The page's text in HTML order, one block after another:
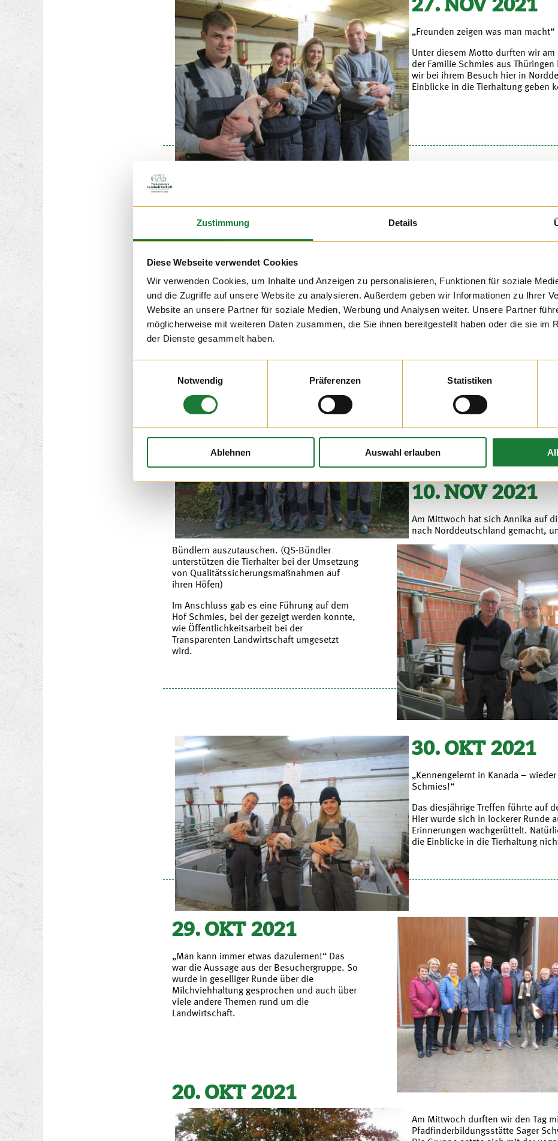
Zustimmung Details
Diese Webseite verwendet Cookies
Wir verwenden Cookies, um Inhalte und Anzeigen zu personalisieren, Funktionen für soziale
und die Zugriffe auf unsere Website zu analysieren. Außerdem geben wir Informationen zu Ihrer
Website an unsere Partner für soziale Medien, Werbung und Analysen weiter. Unsere Partner
möglicherweise mit weiteren Daten zusammen, die Sie ihnen bereitgestellt haben oder die sie im
der Dienste gesammelt haben.
Notwendig
Präferenzen Statistiken
Ablehnen Auswahl erlauben
„Freunden zeigen was man macht“
Unter diesem Motto durften wir am
der Familie Schmies aus
wir bei ihrem Besuch hier in
Einblicke in die Tierhaltung geben
24. NOV 2021
Klassen 4 und 5 der Maximilian-Kolbe-Schule aus
Löningen begrüßen. Für die Schülerinnen und
einer erlebnisreichen Stationsarbeit, bei der sie
12. NOV 2021
Am Freitagmorgen durften wir auf
eine Baumschule begrüßen. Der
ein Teil ihres ereignisreichen
wir viele Einblicke in die
10. NOV 2021
Am Mittwoch hat sich Annika auf
nach Norddeutschland gemacht,
Bündlern auszutauschen. (QS-Bündler
unterstützen die Tierhalter bei der Umsetzung
von Qualitätssicherungsmaßnahmen auf
ihren Höfen)
Im Anschluss gab es eine Führung auf dem
Hof Schmies, bei der gezeigt werden konnte,
wie Öffentlichkeitsarbeit bei der
Transparenten Landwirtschaft umgesetzt
wird.
30. OKT 2021
„Kennengelernt in Kanada –
Schmies!“
Das diesjährige Treffen führte auf
Hier wurde sich in lockerer Runde
Erinnerungen wachgerüttelt.
die Einblicke in die Tierhaltung
29. OKT 2021
„Man kann immer etwas dazulernen!“ Das
war die Aussage aus der Besuchergruppe. So
wurde in geselliger Runde über die
Milchviehhaltung gesprochen und auch über
viele andere Themen rund um die
Landwirtschaft.
20. OKT 2021
Am Mittwoch durften wir den Tag
Pfadfinderbildungsstätte Sager